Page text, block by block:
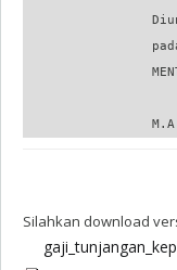
Silahkan download